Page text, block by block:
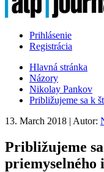
Prihlásenie
Registrácia
Hlavná stránka
Názory
Nikolay Pankov
Približujeme sa k
13. March 2018 | Autor:
Približujeme
priemyselného